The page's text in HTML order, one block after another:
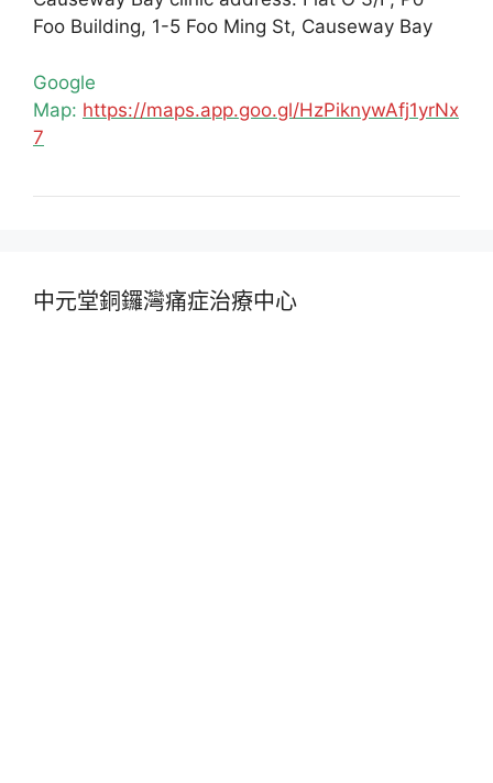
Foo Building, 1-5 Foo Ming St, Causeway Bay
Google
Map: https://maps.app.goo.gl/HzPiknywAfj1yrNx
7
中元堂銅鑼灣痛症治療中心